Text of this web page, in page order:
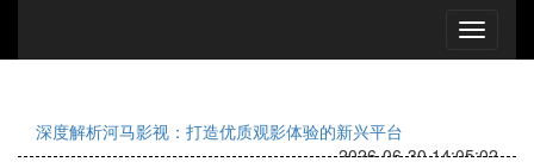
深度解析河马影视：打造优质观影体验的新兴平台
2026-06-30 14:05:02